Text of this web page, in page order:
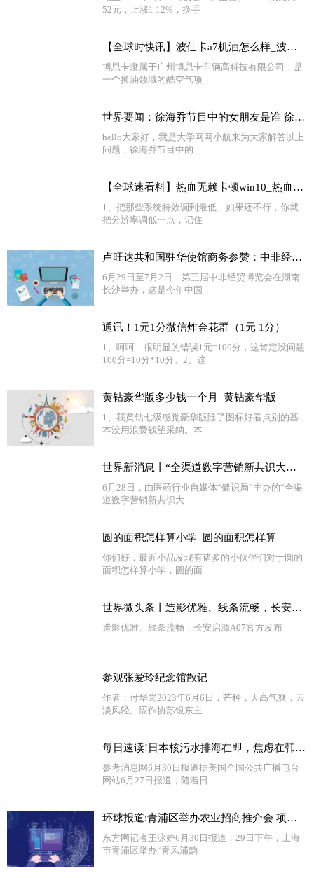
52元，上涨1 12%，换手
【全球时快讯】波仕卡a7机油怎么样_波仕卡机油质量怎么样
博思卡隶属于广州博思卡车辆高科技有限公司，是
一个换油领域的酷空气项
世界要闻：徐海乔节目中的女朋友是谁 徐海乔前女友是谁猜测
hello大家好，我是大学网网小航来为大家解答以上
问题，徐海乔节目中的
【全球速看料】热血无赖卡顿win10_热血无赖卡顿
1、把那些系统特效调到最低，如果还不行，你就
把分辨率调低一点，记住
卢旺达共和国驻华使馆商务参赞：中非经贸合作大有可为
6月29日至7月2日，第三届中非经贸博览会在湖南
长沙举办，这是今年中国
通讯！1元1分微信炸金花群（1元 1分）
1、呵呵，很明显的错误1元=100分，这肯定没问题
100分=10分*10分。2、这
黄钻豪华版多少钱一个月_黄钻豪华版
1、我黄钻七级感觉豪华版除了图标好看点别的基
本没用浪费钱望采纳。本
世界新消息丨“全渠道数字营销新共识大会”召开 医药界各方共议数字化营销之道
6月28日，由医药行业自媒体“健识局”主办的“全渠
道数字营销新共识大
圆的面积怎样算小学_圆的面积怎样算
你们好，最近小品发现有诸多的小伙伴们对于圆的
面积怎样算小学，圆的面
世界微头条丨造影优雅、线条流畅，长安启源A07官方发布
造影优雅、线条流畅，长安启源A07官方发布
参观张爱玲纪念馆散记
作者：付华岗2023年6月6日，芒种，天高气爽，云
淡风轻。应作协苏银东主
每日速读!日本核污水排海在即，焦虑在韩国蔓延……
参考消息网6月30日报道据美国全国公共广播电台
网站6月27日报道，随着日
环球报道:青浦区举办农业招商推介会 项目签约总投资额达41亿元
东方网记者王泳婷6月30日报道：29日下午，上海
市青浦区举办“青风浦韵